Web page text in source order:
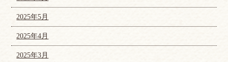
2025年5月
2025年4月
2025年3月